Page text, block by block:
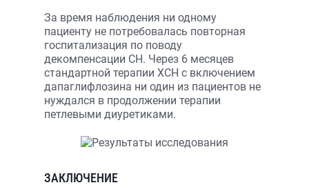
За время наблюдения ни одному
пациенту не потребовалась повторная
госпитализация по поводу
декомпенсации СН. Через 6 месяцев
стандартной терапии ХСН с включением
дапаглифлозина ни один из пациентов не
нуждался в продолжении терапии
петлевыми диуретиками.
ЗАКЛЮЧЕНИЕ